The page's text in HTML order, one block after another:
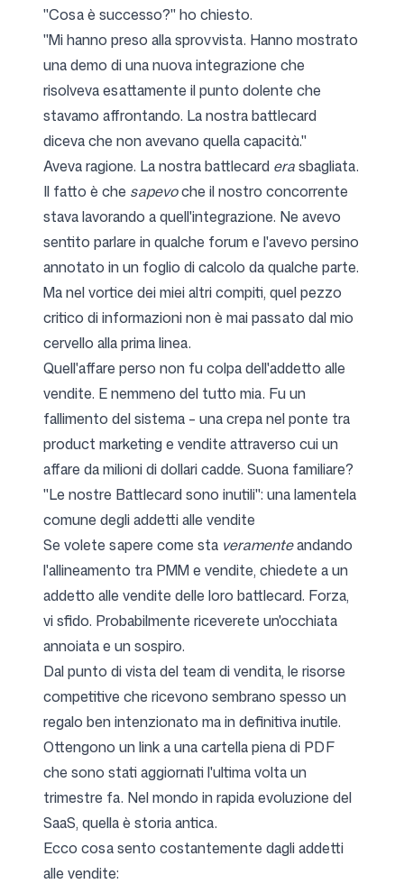
"Cosa è successo?" ho chiesto.
"Mi hanno preso alla sprovvista. Hanno mostrato
una demo di una nuova integrazione che
risolveva esattamente il punto dolente che
stavamo affrontando. La nostra battlecard
diceva che non avevano quella capacità."
Aveva ragione. La nostra battlecard erasbagliata.
Il fatto è che sapevoche il nostro concorrente
stava lavorando a quell'integrazione. Ne avevo
sentito parlare in qualche forum e l'avevo persino
annotato in un foglio di calcolo da qualche parte.
Ma nel vortice dei miei altri compiti, quel pezzo
critico di informazioni non è mai passato dal mio
cervello alla prima linea.
Quell'affare perso non fu colpa dell'addetto alle
vendite. E nemmeno del tutto mia. Fu un
fallimento del sistema – una crepa nel ponte tra
product marketing e vendite attraverso cui un
affare da milioni di dollari cadde. Suona familiare?
"Le nostre Battlecard sono inutili": una lamentela
comune degli addetti alle vendite
Se volete sapere come sta veramenteandando
l'allineamento tra PMM e vendite, chiedete a un
addetto alle vendite delle loro battlecard. Forza,
vi sfido. Probabilmente riceverete un'occhiata
annoiata e un sospiro.
Dal punto di vista del team di vendita, le risorse
competitive che ricevono sembrano spesso un
regalo ben intenzionato ma in definitiva inutile.
Ottengono un link a una cartella piena di PDF
che sono stati aggiornati l'ultima volta un
trimestre fa. Nel mondo in rapida evoluzione del
SaaS, quella è storia antica.
Ecco cosa sento costantemente dagli addetti
alle vendite: